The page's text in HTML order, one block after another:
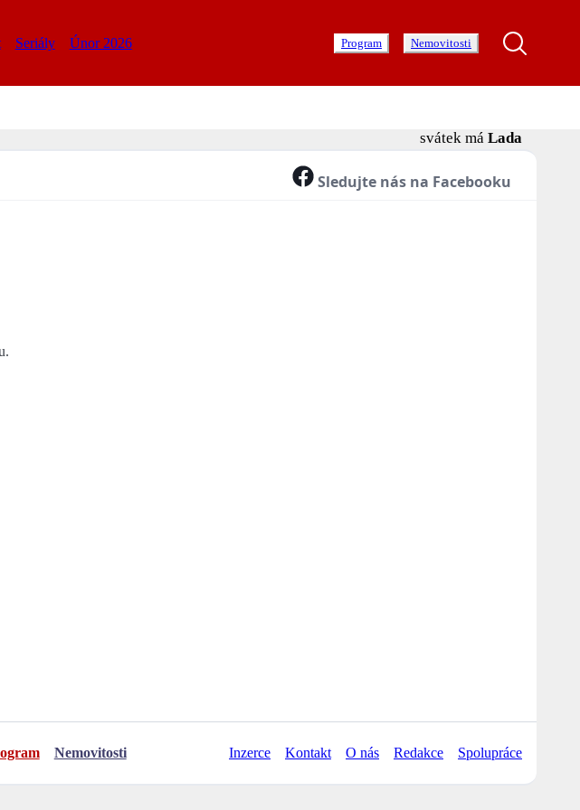
Seriály Únor 2026 Program Nemovitosti
svátek má Lada
Sledujte nás na Facebooku
Nemovitosti Inzerce Kontakt O nás Redakce Spolupráce